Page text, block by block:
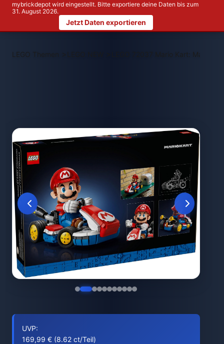
mybrickdepot wird eingestellt. Bitte exportiere deine Daten bis zum
31. August 2026.
Jetzt Daten exportieren
LEGO Themen > LEGO 72037 Mario Kart: Mario &
UVP:
169,99 € (8.62 ct/Teil)